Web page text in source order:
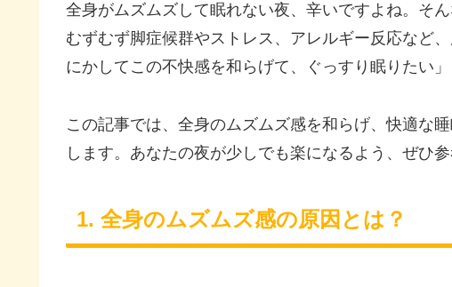
全身がムズムズして眠れない夜、辛いですよね。そ
むずむず脚症候群やストレス、アレルギー反応など
にかしてこの不快感を和らげて、ぐっすり眠りたい」
この記事では、全身のムズムズ感を和らげ、快適な
します。あなたの夜が少しでも楽になるよう、ぜひ参
1. 全身のムズムズ感の原因とは？